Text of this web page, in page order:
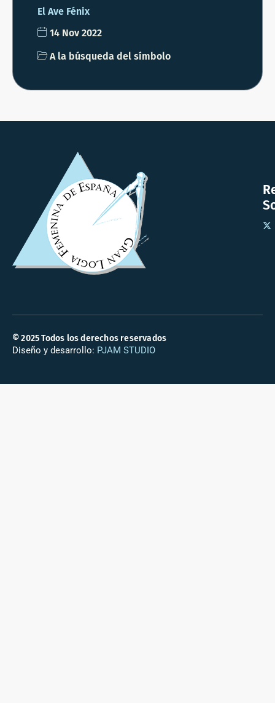
El Ave Fénix
14 Nov 2022
A la búsqueda del símbolo
© 2025 Todos los derechos reservados
Diseño y desarrollo: PJAM STUDIO